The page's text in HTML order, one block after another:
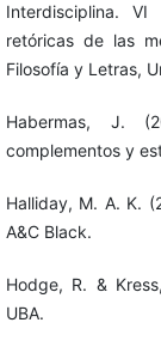
Interdisciplina.
retóricas de las
Filosofía y Letras,
Habermas, J.
complementos y
Halliday, M. A. K.
A&C Black.
Hodge, R. &
UBA.